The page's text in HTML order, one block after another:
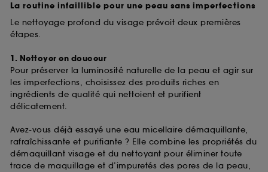
La routine infaillible pour une peau sans imperfections
Le nettoyage profond du visage prévoit deux premières
étapes.
1. Nettoyer en douceur
Pour préserver la luminosité naturelle de la peau et agir sur
les imperfections, choisissez des produits riches en
ingrédients de qualité qui nettoient et purifient
délicatement.
Avez-vous déjà essayé une eau micellaire démaquillante,
rafraîchissante et purifiante ? Elle combine les propriétés du
démaquillant visage et du nettoyant pour éliminer toute
trace de maquillage et d’impuretés des pores de la peau,